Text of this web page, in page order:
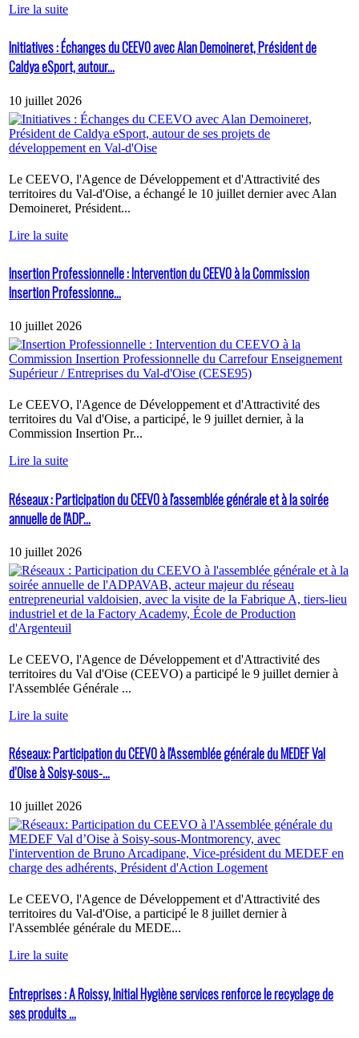
Lire la suite
Initiatives : Échanges du CEEVO avec Alan Demoineret, Président de
Caldya eSport, autour...
10 juillet 2026
Le CEEVO, l'Agence de Développement et d'Attractivité des
territoires du Val-d'Oise, a échangé le 10 juillet dernier avec Alan
Demoineret, Président...
Lire la suite
Insertion Professionnelle : Intervention du CEEVO à la Commission
Insertion Professionne...
10 juillet 2026
Le CEEVO, l'Agence de Développement et d'Attractivité des
territoires du Val d'Oise, a participé, le 9 juillet dernier, à la
Commission Insertion Pr...
Lire la suite
Réseaux : Participation du CEEVO à l'assemblée générale et à la soirée
annuelle de l'ADP...
10 juillet 2026
Le CEEVO, l'Agence de Développement et d'Attractivité des
territoires du Val d'Oise (CEEVO) a participé le 9 juillet dernier à
l'Assemblée Générale ...
Lire la suite
Réseaux: Participation du CEEVO à l'Assemblée générale du MEDEF Val
d’Oise à Soisy-sous-...
10 juillet 2026
Le CEEVO, l'Agence de Développement et d'Attractivité des
territoires du Val-d'Oise, a participé le 8 juillet dernier à
l'Assemblée générale du MEDE...
Lire la suite
Entreprises : A Roissy, Initial Hygiène services renforce le recyclage de
ses produits ...